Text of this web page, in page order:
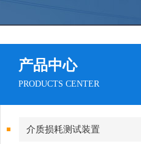
产品中心
PRODUCTS CENTER
介质损耗测试装置